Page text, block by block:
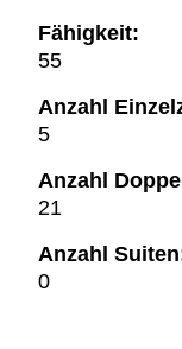
Fähigkeit:
55
Anzahl
5
Anzahl
21
Anzahl
0